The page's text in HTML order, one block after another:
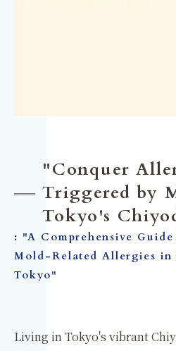
"Conquer
Triggered by
Tokyo's
: "A Comprehensive
Mold-Related Allergies in
Tokyo"
Living in Tokyo's vibrant